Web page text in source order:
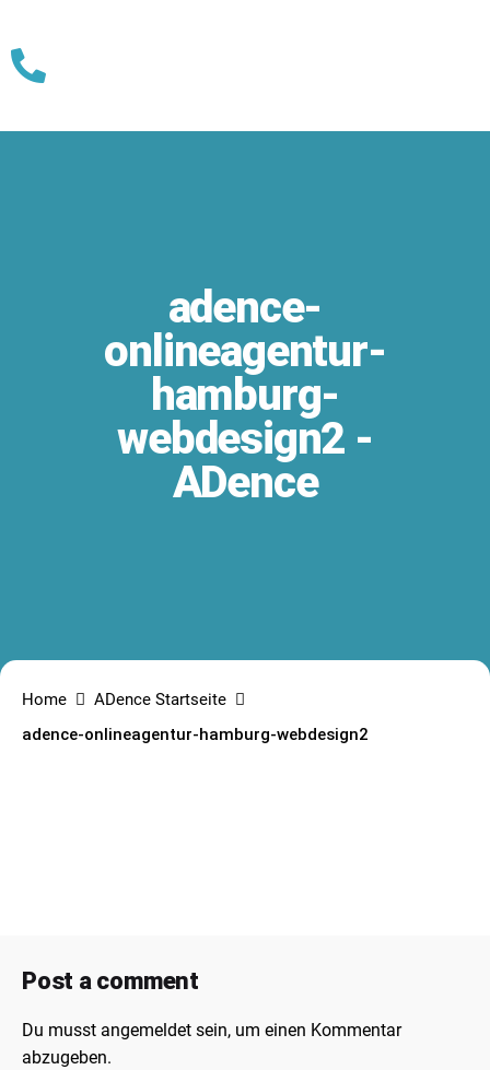
Skip
adence-
onlineagentur-
hamburg-
webdesign2 -
ADence
Home
ADence Startseite
adence-onlineagentur-hamburg-webdesign2
Post a comment
Du musst angemeldet sein, um einen Kommentar
abzugeben.